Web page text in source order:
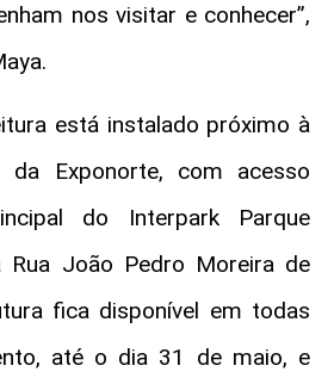
nos visitar e conhecer”,
está instalado próximo à
da Exponorte, com acesso
do Interpark Parque
Rua João Pedro Moreira de
fica disponível em todas
até o dia 31 de maio, e